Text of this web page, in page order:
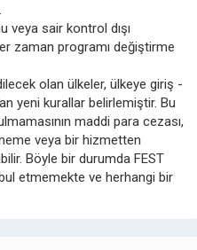
veya sair kontrol dışı
zaman programı değiştirme
olan ülkeler, ülkeye giriş -
yeni kurallar belirlemiştir. Bu
maddi para cezası,
veya bir hizmetten
Böyle bir durumda FEST
etmemekte ve herhangi bir